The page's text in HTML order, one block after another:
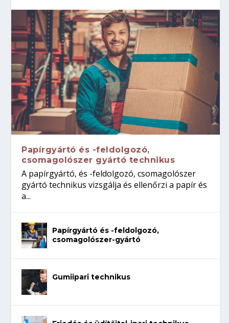
Papírgyártó és -feldolgozó,
csomagolószer gyártó technikus
A papírgyártó, és -feldolgozó, csomagolószer
gyártó technikus vizsgálja és ellenőrzi a papír és
a...
Papírgyártó és -feldolgozó,
csomagolószer-gyártó
Gumiipari technikus